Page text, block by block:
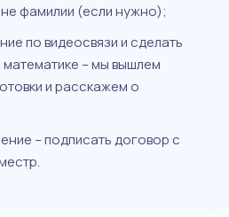
фамилии (если нужно);
по видеосвязи и сделать
– мы вышлем
и расскажем о
– подписать договор с